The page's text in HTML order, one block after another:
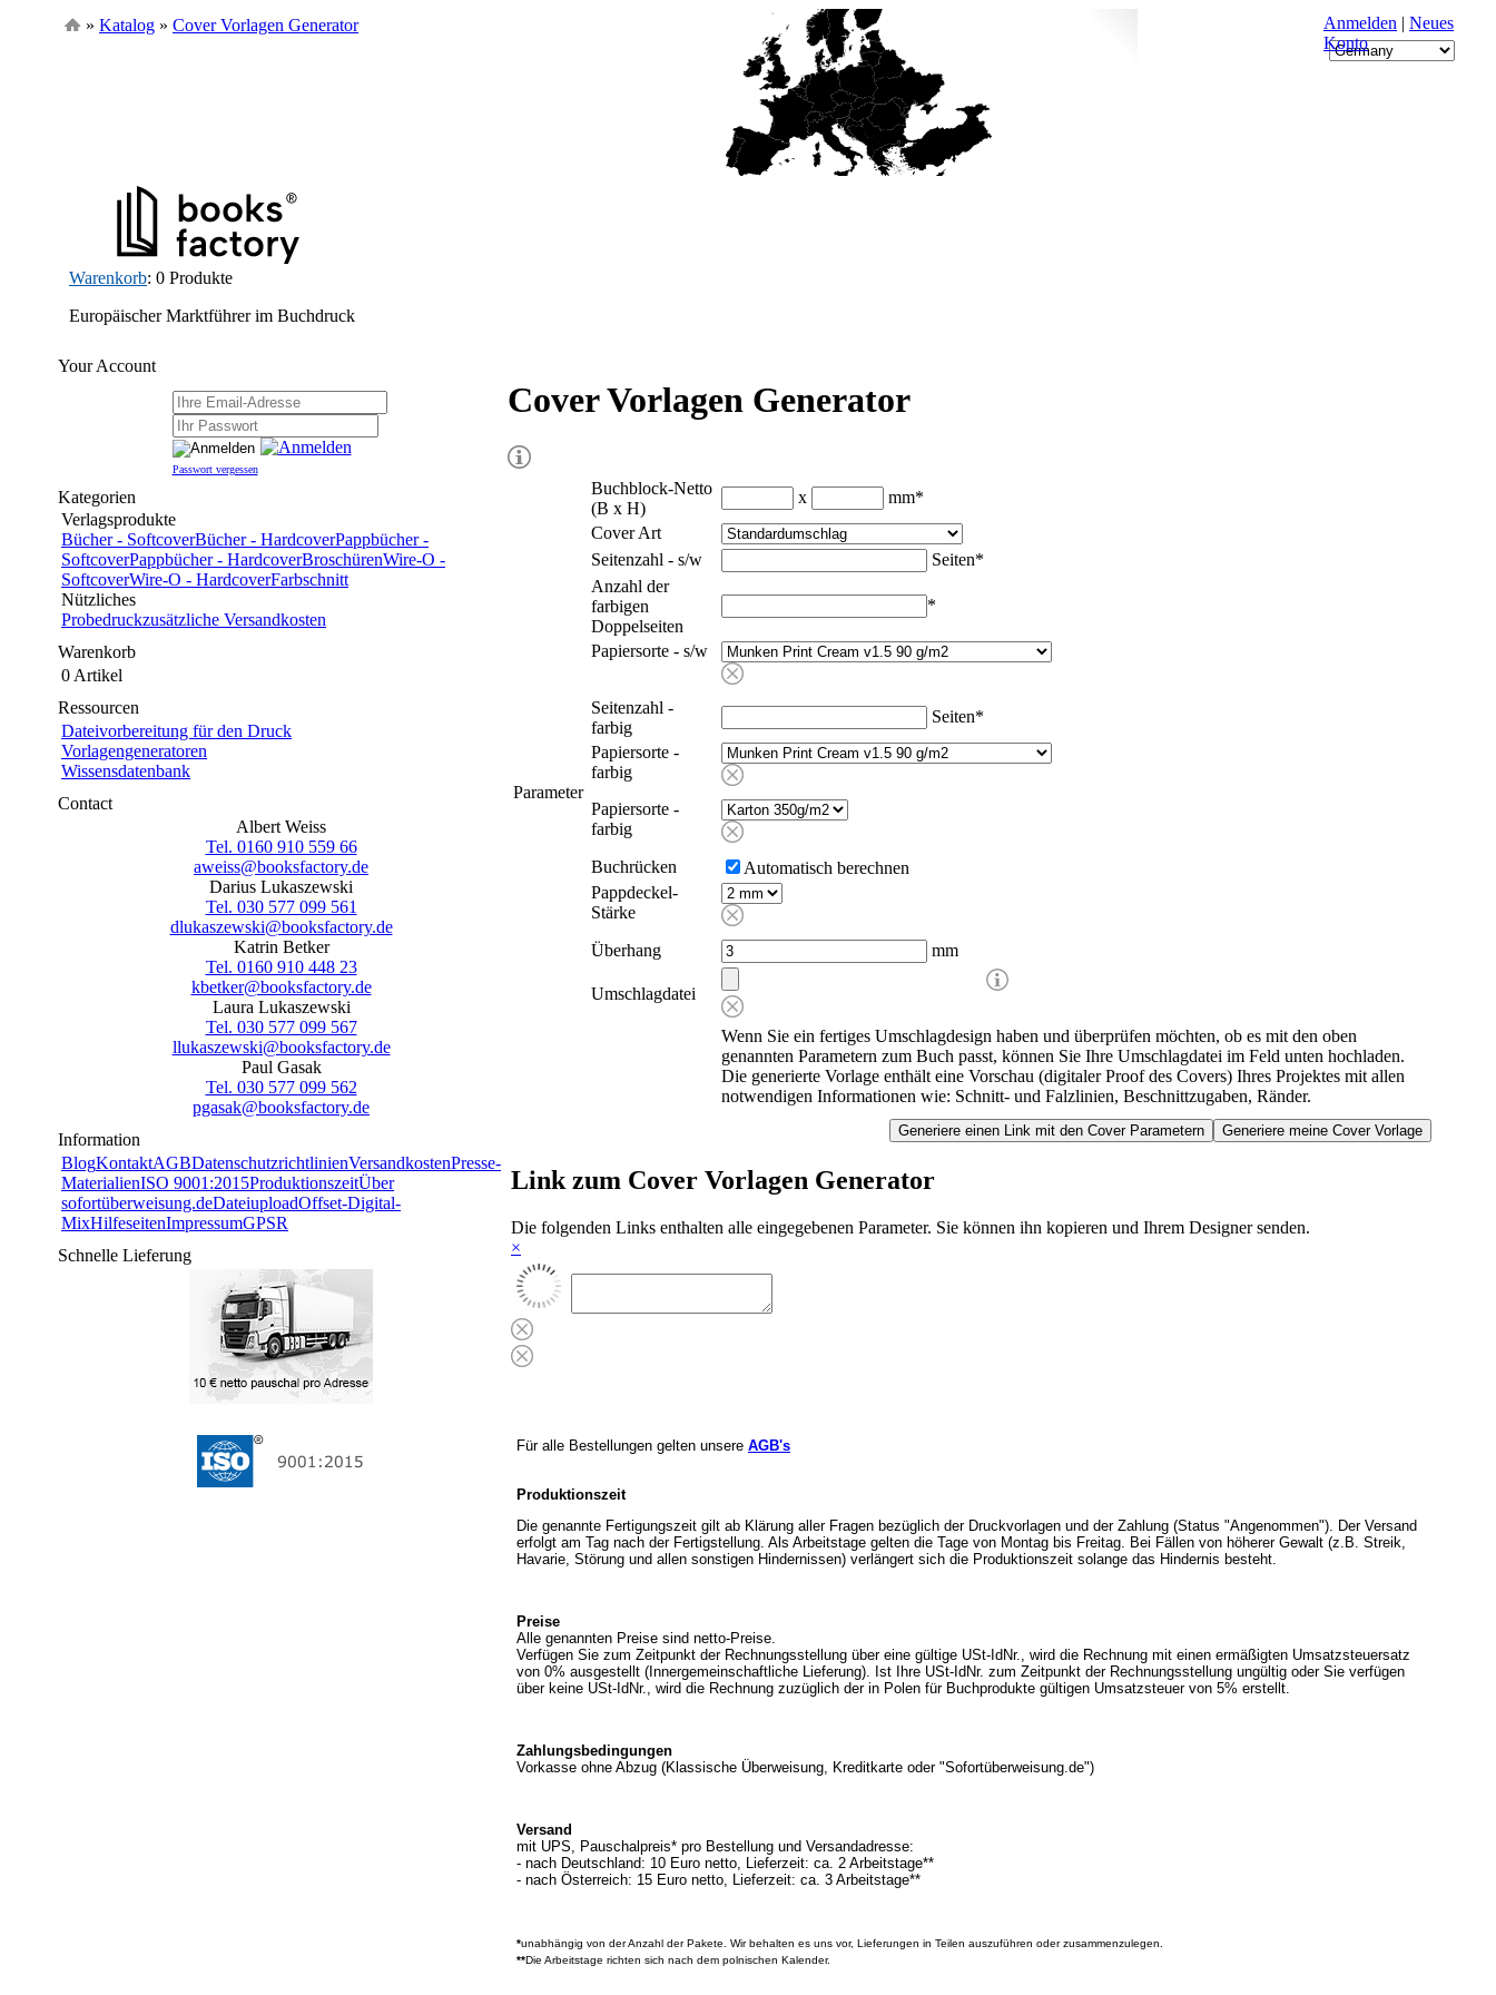
» Katalog » Cover Vorlagen Generator Anmelden | Neues
Konto
Warenkorb: 0 Produkte
Europäischer Marktführer im Buchdruck
Your Account
Passwort vergessen
Kategorien
Verlagsprodukte
Bücher - SoftcoverBücher - HardcoverPappbücher -
SoftcoverPappbücher - HardcoverBroschürenWire-O -
SoftcoverWire-O - HardcoverFarbschnitt
Nützliches
Probedruckzusätzliche Versandkosten
Warenkorb
0 Artikel
Ressourcen
Dateivorbereitung für den Druck
Vorlagengeneratoren
Wissensdatenbank
Contact
Albert Weiss
Tel. 0160 910 559 66
aweiss@booksfactory.de
Darius Lukaszewski
Tel. 030 577 099 561
dlukaszewski@booksfactory.de
Katrin Betker
Tel. 0160 910 448 23
kbetker@booksfactory.de
Laura Lukaszewski
Tel. 030 577 099 567
llukaszewski@booksfactory.de
Paul Gasak
Tel. 030 577 099 562
pgasak@booksfactory.de
Information
BlogKontaktAGBDatenschutzrichtlinienVersandkostenPresse-
MaterialienISO 9001:2015ProduktionszeitÜber
sofortüberweisung.deDateiuploadOffset-Digital-
MixHilfeseitenImpressumGPSR
Schnelle Lieferung
Cover Vorlagen Generator
Parameter
Buchblock-Netto
(B x H)
x mm*
Cover Art
Seitenzahl - s/w
Seiten*
Anzahl der
farbigen
Doppelseiten
*
Papiersorte - s/w
Seitenzahl -
farbig
Seiten*
Papiersorte -
farbig
Papiersorte -
farbig
Buchrücken
Automatisch berechnen
Pappdeckel-
Stärke
Überhang
mm
Umschlagdatei
Wenn Sie ein fertiges Umschlagdesign haben und überprüfen möchten, ob es mit den oben
genannten Parametern zum Buch passt, können Sie Ihre Umschlagdatei im Feld unten hochladen.
Die generierte Vorlage enthält eine Vorschau (digitaler Proof des Covers) Ihres Projektes mit allen
notwendigen Informationen wie: Schnitt- und Falzlinien, Beschnittzugaben, Ränder.
Link zum Cover Vorlagen Generator
Die folgenden Links enthalten alle eingegebenen Parameter. Sie können ihn kopieren und Ihrem Designer senden.
×
Für alle Bestellungen gelten unsere AGB's
Produktionszeit
Die genannte Fertigungszeit gilt ab Klärung aller Fragen bezüglich der Druckvorlagen und der Zahlung (Status "Angenommen"). Der Versand
erfolgt am Tag nach der Fertigstellung. Als Arbeitstage gelten die Tage von Montag bis Freitag. Bei Fällen von höherer Gewalt (z.B. Streik,
Havarie, Störung und allen sonstigen Hindernissen) verlängert sich die Produktionszeit solange das Hindernis besteht.
Preise
Alle genannten Preise sind netto-Preise.
Verfügen Sie zum Zeitpunkt der Rechnungsstellung über eine gültige USt-IdNr., wird die Rechnung mit einen ermäßigten Umsatzsteuersatz
von 0% ausgestellt (I nnergemeinschaftliche Lieferung). Ist Ihre USt-IdNr. zum Zeitpunkt der Rechnungsstellung ungültig oder Sie verfügen
über keine USt-IdNr., wird die Rechnung zuzüglich der in Polen für Buchprodukte gültigen Umsatzsteuer von 5% erstellt.
Zahlungsbedingungen
Vorkasse ohne Abzug (Klassische Überweisung, Kreditkarte oder "Sofortüberweisung.de")
Versand
mit UPS, Pauschalpreis* pro Bestellung und Versandadresse:
- nach Deutschland: 10 Euro netto, Lieferzeit: ca. 2 Arbeitstage**
- nach Österreich: 15 Euro netto, Lieferzeit: ca. 3 Arbeitstage**
*unabhängig von der Anzahl der Pakete. Wir behalten es uns vor, Lieferungen in Teilen auszuführen oder zusammenzulegen.
**Die Arbeitstage richten sich nach dem polnischen Kalender.